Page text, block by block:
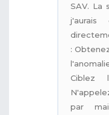
SAV. La
:
Ciblez
par